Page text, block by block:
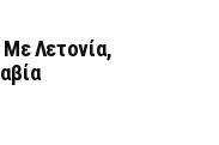
Λετονία,